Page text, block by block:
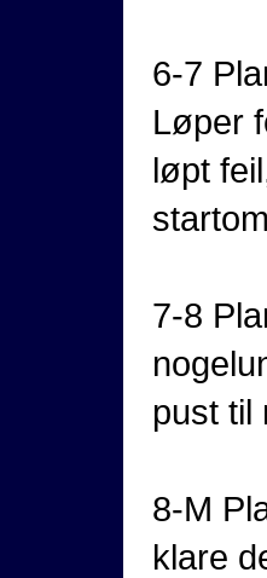
6-7
Løper
løpt
7-8
pust til
8-M
klare